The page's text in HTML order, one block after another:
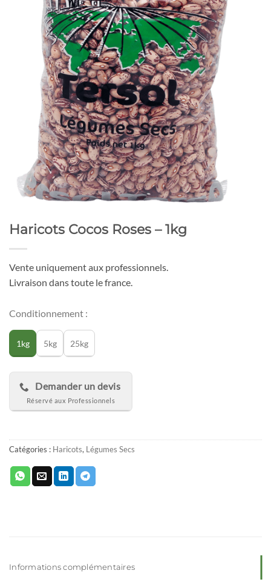
Haricots Cocos Roses – 1kg
Vente uniquement aux professionnels.
Livraison dans toute le france.
Conditionnement :
1kg 5kg 25kg
Demander un devis
Catégories : Haricots, Légumes Secs
Informations complémentaires